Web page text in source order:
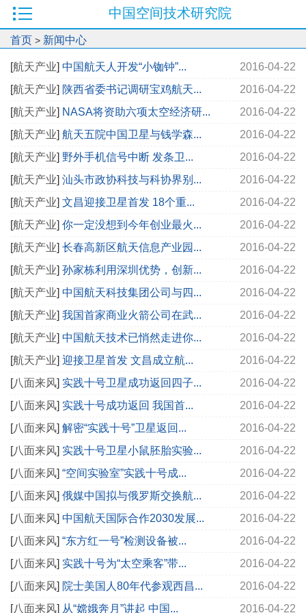
中国空间技术研究院
首页 > 新闻中心
[航天产业] 2016-04-22
中国航天人开发“小铷钟”...
[航天产业] 2016-04-22
陕西省委书记调研宝鸡航天...
[航天产业] 2016-04-22
NASA将资助六项太空经济研...
[航天产业] 2016-04-22
航天五院中国卫星与钱学森...
[航天产业] 2016-04-22
野外手机信号中断 发条卫...
[航天产业] 2016-04-22
汕头市政协科技与科协界别...
[航天产业] 2016-04-22
文昌迎接卫星首发 18个重...
[航天产业] 2016-04-22
你一定没想到今年创业最火...
[航天产业] 2016-04-22
长春高新区航天信息产业园...
[航天产业] 2016-04-22
孙家栋利用深圳优势，创新...
[航天产业] 2016-04-22
中国航天科技集团公司与四...
[航天产业] 2016-04-22
我国首家商业火箭公司在武...
[航天产业] 2016-04-22
中国航天技术已悄然走进你...
[航天产业] 2016-04-22
迎接卫星首发 文昌成立航...
[八面来风] 2016-04-22
实践十号卫星成功返回四子...
[八面来风] 2016-04-22
实践十号成功返回 我国首...
[八面来风] 2016-04-22
解密“实践十号”卫星返回...
[八面来风] 2016-04-22
实践十号卫星小鼠胚胎实验...
[八面来风] 2016-04-22
“空间实验室”实践十号成...
[八面来风] 2016-04-22
俄媒中国拟与俄罗斯交换航...
[八面来风] 2016-04-22
中国航天国际合作2030发展...
[八面来风] 2016-04-22
“东方红一号”检测设备被...
[八面来风] 2016-04-22
实践十号为“太空乘客”带...
[八面来风] 2016-04-22
院士美国人80年代参观西昌...
[八面来风] 2016-04-22
从“嫦娥奔月”讲起 中国...